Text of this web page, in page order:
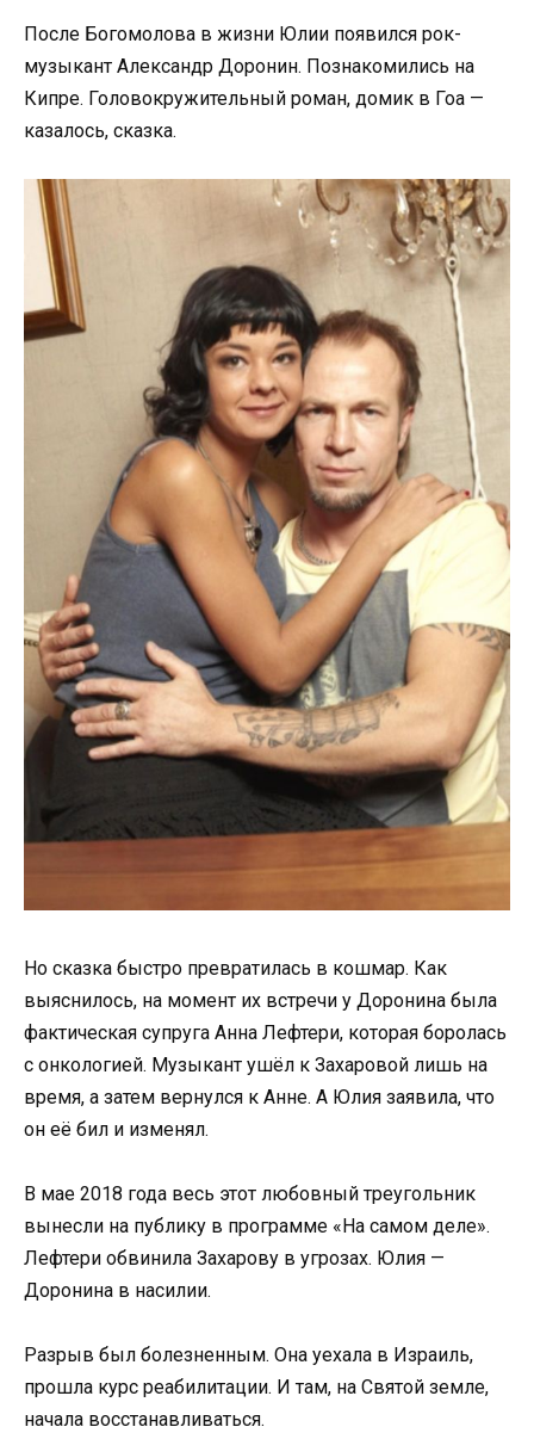
После Богомолова в жизни Юлии появился рок-
музыкант Александр Доронин. Познакомились на
Кипре. Головокружительный роман, домик в Гоа —
казалось, сказка.
Но сказка быстро превратилась в кошмар. Как
выяснилось, на момент их встречи у Доронина была
фактическая супруга Анна Лефтери, которая боролась
с онкологией. Музыкант ушёл к Захаровой лишь на
время, а затем вернулся к Анне. А Юлия заявила, что
он её бил и изменял.
В мае 2018 года весь этот любовный треугольник
вынесли на публику в программе «На самом деле».
Лефтери обвинила Захарову в угрозах. Юлия —
Доронина в насилии.
Разрыв был болезненным. Она уехала в Израиль,
прошла курс реабилитации. И там, на Святой земле,
начала восстанавливаться.